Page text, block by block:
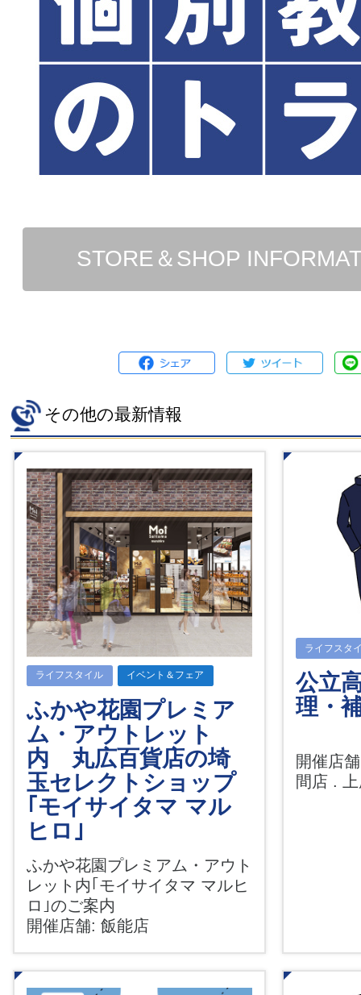
STORE＆SHOP
その他の最新情報
ライフスタイル イベント＆フェア
ふかや花園プレミア
ム・アウトレット
内 丸広百貨店の埼
玉セレクトショップ
｢モイサイタマ マル
ヒロ｣
ふかや花園プレミアム・アウト
レット内｢モイサイタマ マルヒ
ロ｣のご案内
開催店舗: 飯能店
ライフスタ
公立
理・
開催店
間店 .